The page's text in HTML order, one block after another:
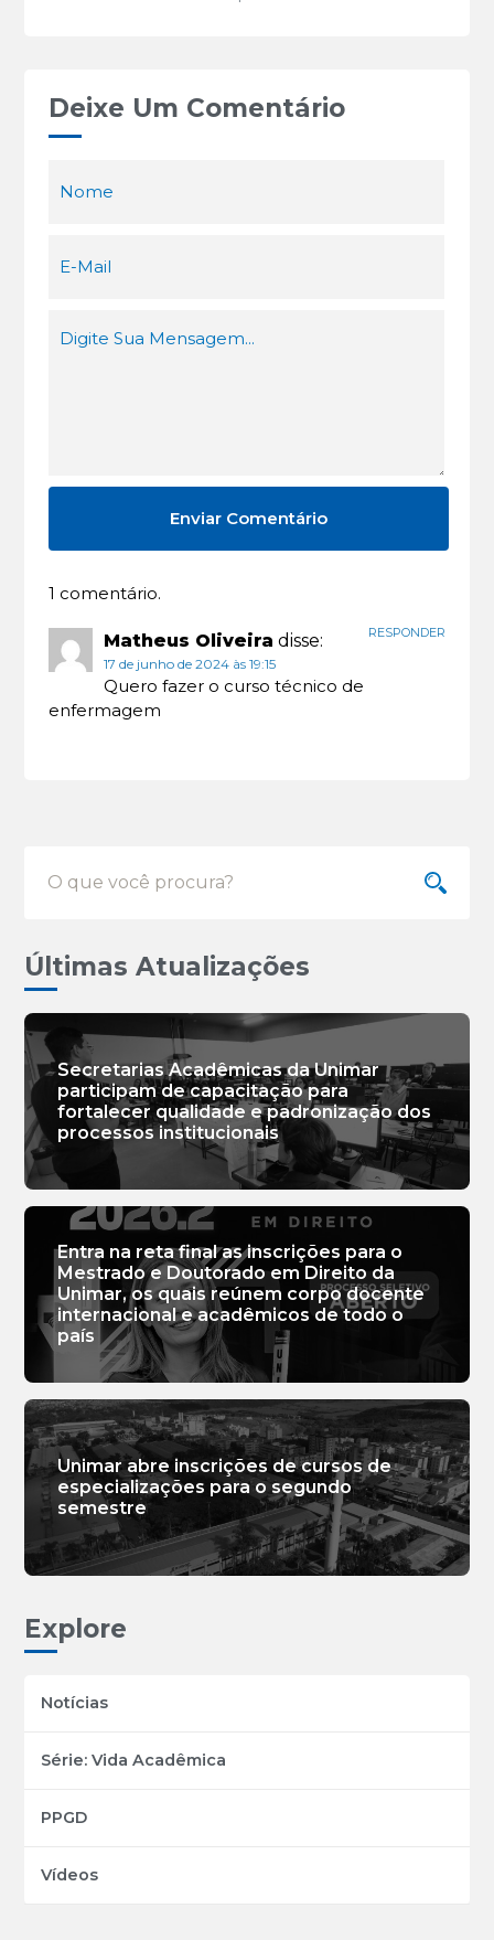
Deixe Um Comentário
1 comentário.
Matheus Oliveira disse:
17 de junho de 2024 às 19:15
Quero fazer o curso técnico de
enfermagem
RESPONDER
Últimas Atualizações
Secretarias Acadêmicas da Unimar
participam de capacitação para
fortalecer qualidade e padronização dos
processos institucionais
Entra na reta final as inscrições para o
Mestrado e Doutorado em Direito da
Unimar, os quais reúnem corpo docente
internacional e acadêmicos de todo o
país
Unimar abre inscrições de cursos de
especializações para o segundo
semestre
Explore
Notícias
Série: Vida Acadêmica
PPGD
Vídeos